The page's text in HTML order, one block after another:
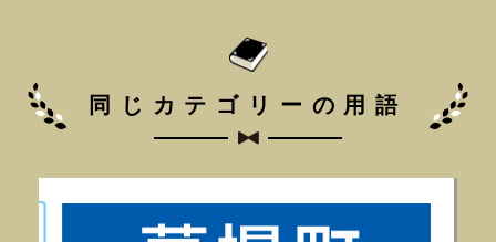
同じカテゴリーの用語